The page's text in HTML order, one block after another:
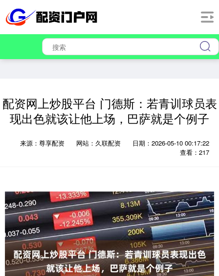
配资网上炒股平台 门德斯：若青训球员表
现出色就该让他上场，巴萨就是个例子
来源：尊享配资 网站：久联配资
日期：2026-05-10 00:17:22
查看：217